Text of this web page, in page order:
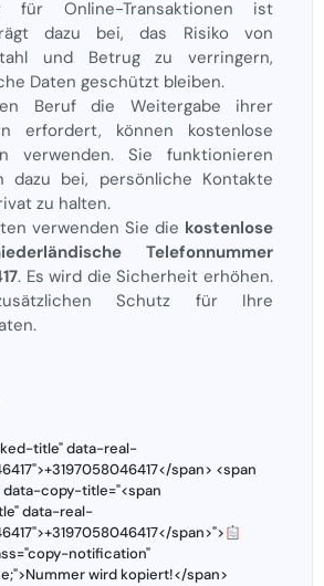
für Online-Transaktionen ist
dazu bei, das Risiko von
und Betrug zu verringern,
Daten geschützt bleiben.
Beruf die Weitergabe ihrer
erfordert, können kostenlose
verwenden. Sie funktionieren
dazu bei, persönliche Kontakte
zu halten.
verwenden Sie die kostenlose
Telefonnummer
. Es wird die Sicherheit erhöhen.
Schutz für Ihre
title" data-real-
span> <span
copy-title="<span
data-real-
span>">
notification"
wird kopiert!</span>